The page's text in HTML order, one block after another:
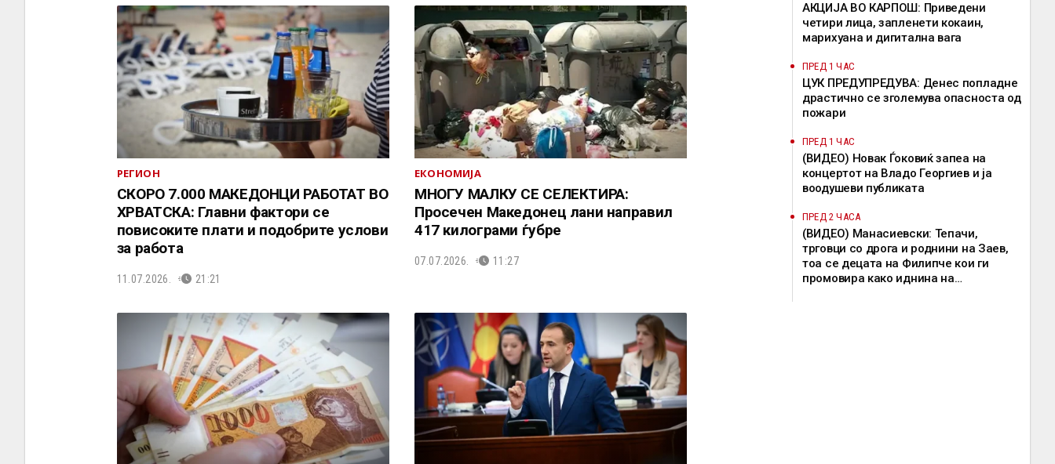
РЕГИОН
СКОРО 7.000 МАКЕДОНЦИ РАБОТАТ ВО
ХРВАТСКА: Главни фактори се
повисоките плати и подобрите услови
за работа
11.07.2026. 21:21
ЕКОНОМИЈА
МНОГУ МАЛКУ СЕ СЕЛЕКТИРА:
Просечен Македонец лани направил
417 килограми ѓубре
07.07.2026. 11:27
АКЦИЈА ВО КАРПОШ: Приведени
четири лица, запленети кокаин,
марихуана и дигитална вага
ПРЕД 1 ЧАС
ЦУК ПРЕДУПРЕДУВА: Денес попладне
драстично се зголемува опасноста од
пожари
ПРЕД 1 ЧАС
(ВИДЕО) Новак Ѓоковиќ запеа на
концертот на Владo Георгиев и ја
воодушеви публиката
ПРЕД 2 ЧАСА
(ВИДЕО) Манасиевски: Тепачи,
трговци со дрога и роднини на Заев,
тоа се децата на Филипче кои ги
промoвира како иднина на